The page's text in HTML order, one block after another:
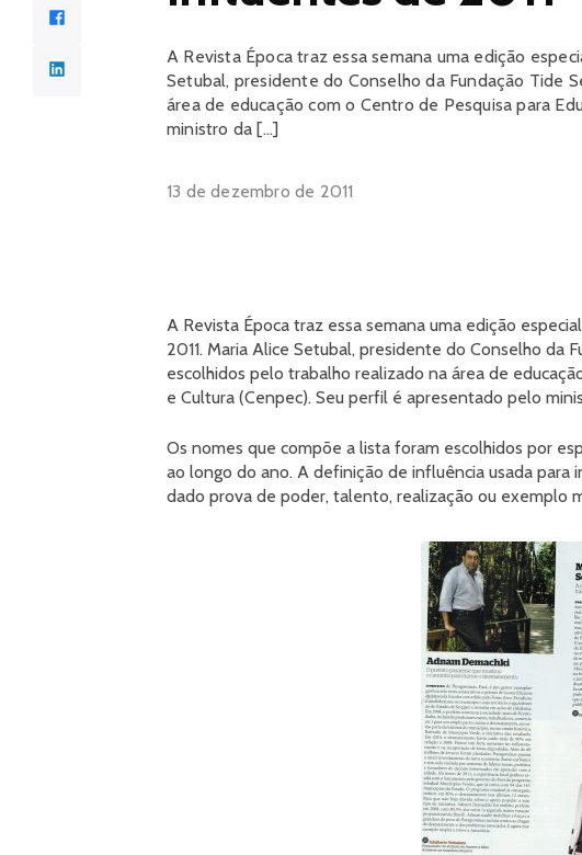
A Revista Época traz essa semana uma edição
Setubal, presidente do Conselho da Fundação Tide
área de educação com o Centro de Pesquisa para
ministro da […]
13 de dezembro de 2011
A Revista Época traz essa semana uma edição
2011. Maria Alice Setubal, presidente do Conselho da
escolhidos pelo trabalho realizado na área de
e Cultura (Cenpec). Seu perfil é apresentado pelo
Os nomes que compõe a lista foram escolhidos por
ao longo do ano. A definição de influência usada para
dado prova de poder, talento, realização ou exemplo